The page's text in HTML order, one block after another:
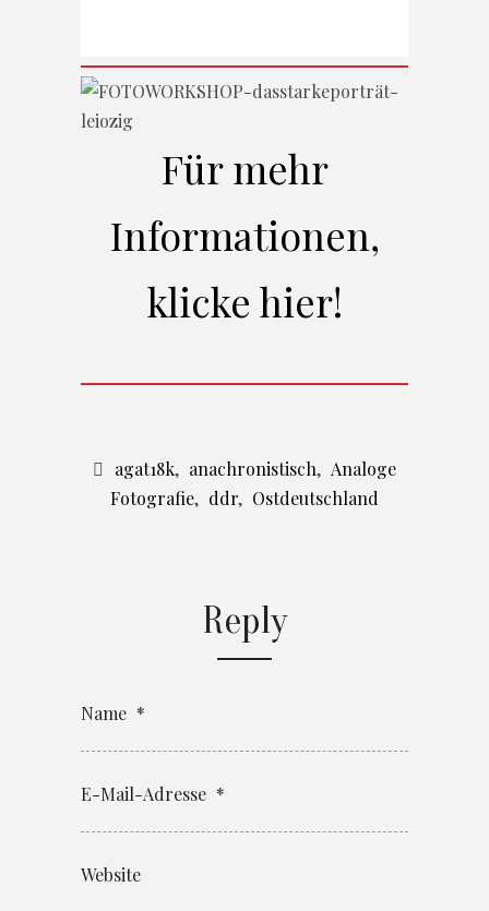
Für mehr
Informationen,
klicke hier!
agat18k, anachronistisch, Analoge
Fotografie, ddr, Ostdeutschland
Reply
Name *
E-Mail-Adresse *
Website